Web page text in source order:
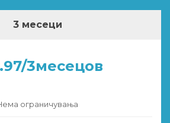
3 месеци
3месецов
ограничувања